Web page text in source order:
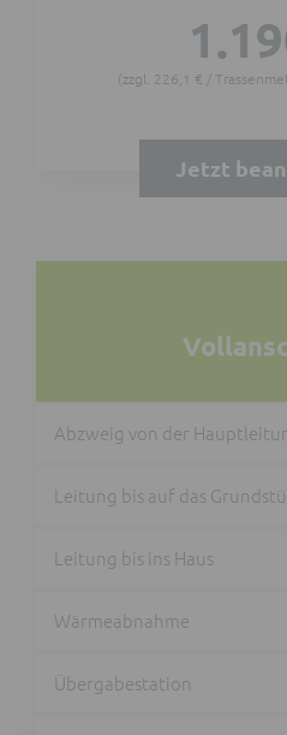
(zzgl. 226,1 € /
Jetzt
Abzweig von der
Leitung bis auf das
Leitung bis ins Haus
Wärmeabnahme
Übergabestation